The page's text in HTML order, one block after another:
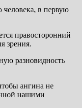
человека, в первую
правосторонний
зрения.
разновидность
ангина не
нашими